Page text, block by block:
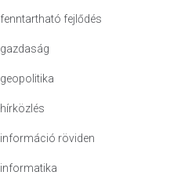
fenntartható fejlődés
gazdaság
geopolitika
hírközlés
információ röviden
informatika